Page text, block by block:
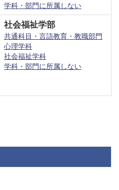
学科・部門に所属しない
社会福祉学部
共通科目・言語教育・教職部門
心理学科
社会福祉学科
学科・部門に所属しない